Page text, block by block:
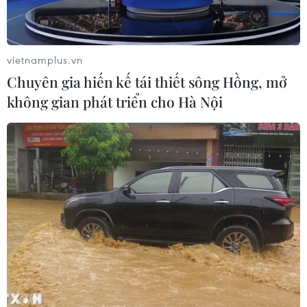
Xem thêm
Tổng Biên tập: TRẦN TIẾN DUẨN
Phó Tổng Biên tập: NGUYỄN THỊ TÁM, KHÚC THANH
THỦY
Sở hữu trí tuệ
Quy định sử dụng
RSS
Hỗ trợ
Ngôn ngữ
TTXVN
Dịch vụ tin
Quảng cáo
vietnamplus.vn
Chuyên gia hiến kế tái thiết sông Hồng, mở
không gian phát triển cho Hà Nội